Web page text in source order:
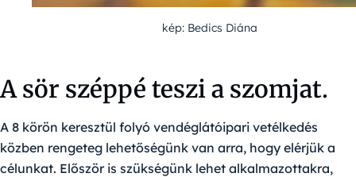
kép: Bedics Diána
A sör széppé teszi a szomjat.
A 8 körön keresztül folyó vendéglátóipari vetélkedés
közben rengeteg lehetőségünk van arra, hogy elérjük a
célunkat. Először is szükségünk lehet alkalmazottakra,